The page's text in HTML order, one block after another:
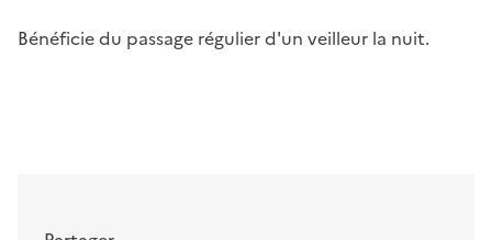
Bénéficie du passage régulier d'un veilleur la nuit.